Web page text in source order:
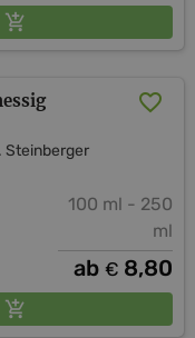
Steinberger
100 ml - 250
ml
ab € 8,80